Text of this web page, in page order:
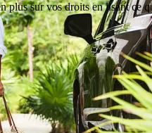
plus sur vos droits en lisant ce